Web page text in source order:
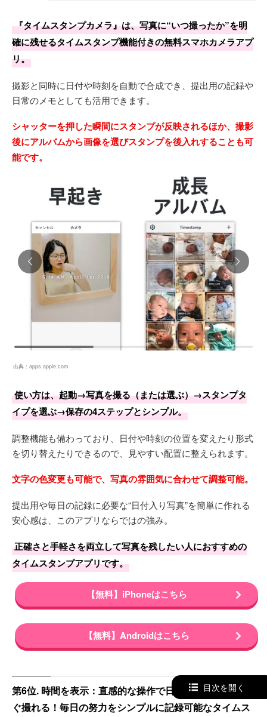
『タイムスタンプカメラ』は、写真に“いつ撮ったか”を明
確に残せるタイムスタンプ機能付きの無料スマホカメラアプ
リ。
撮影と同時に日付や時刻を自動で合成でき、提出用の記録や
日常のメモとしても活用できます。
シャッターを押した瞬間にスタンプが反映されるほか、撮影
後にアルバムから画像を選びスタンプを後入れすることも可
能です。
出典： apps.apple.com
使い方は、起動→写真を撮る（または選ぶ）→スタンプタ
イプを選ぶ→保存の4ステップとシンプル。
調整機能も備わっており、日付や時刻の位置を変えたり形式
を切り替えたりできるので、見やすい配置に整えられます。
文字の色変更も可能で、写真の雰囲気に合わせて調整可能。
提出用や毎日の記録に必要な“日付入り写真”を簡単に作れる
安心感は、このアプリならではの強み。
正確さと手軽さを両立して写真を残したい人におすすめの
タイムスタンプアプリです。
【無料】iPhoneはこちら
【無料】Androidはこちら
第6位. 時間を表示：直感的な操作で日付入りの写真がす
ぐ撮れる！毎日の努力をシンプルに記録可能なタイムス
目次を開く